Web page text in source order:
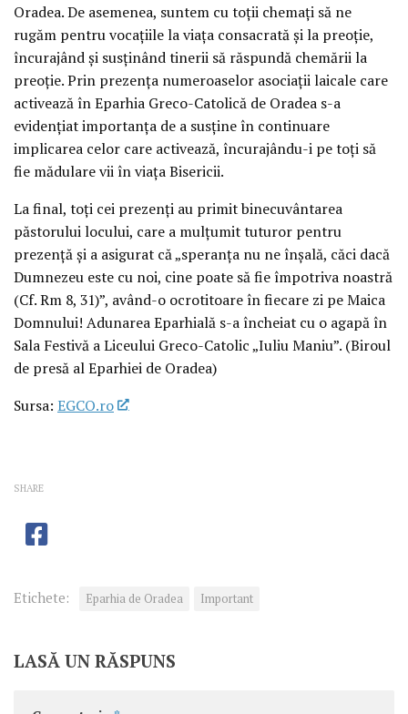
Oradea. De asemenea, suntem cu toții chemați să ne
rugăm pentru vocațiile la viața consacrată și la preoție,
încurajând și susținând tinerii să răspundă chemării la
preoție. Prin prezența numeroaselor asociații laicale care
activează în Eparhia Greco-Catolică de Oradea s-a
evidențiat importanța de a susține în continuare
implicarea celor care activează, încurajându-i pe toți să
fie mădulare vii în viața Bisericii.
La final, toți cei prezenți au primit binecuvântarea
păstorului locului, care a mulțumit tuturor pentru
prezență și a asigurat că „speranța nu ne înșală, căci dacă
Dumnezeu este cu noi, cine poate să fie împotriva noastră
(Cf. Rm 8, 31)”, având-o ocrotitoare în fiecare zi pe Maica
Domnului! Adunarea Eparhială s-a încheiat cu o agapă în
Sala Festivă a Liceului Greco-Catolic „Iuliu Maniu”. (Biroul
de presă al Eparhiei de Oradea)
Sursa: EGCO.ro
SHARE
Etichete: Eparhia de Oradea Important
LASĂ UN RĂSPUNS